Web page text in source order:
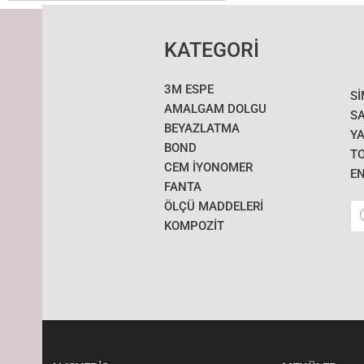
KATEGORİ
3M ESPE
AMALGAM DOLGU
BEYAZLATMA
BOND
CEM İYONOMER
FANTA
ÖLÇÜ MADDELERI
KOMPOZİT